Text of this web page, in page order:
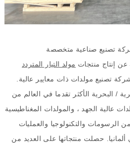
تصنيع صناعية متخصصة
إنتاج منتجات مولد التيار المتردد
تصنيع مولدات ذات معايير عالية
/ البحرية الأكثر تقدما في العالم من
عالية الجهد ، والمولدات المغناطيسية
الرسومات والتكنولوجيا والعمليات
حصلت منتجاتها على العديد من